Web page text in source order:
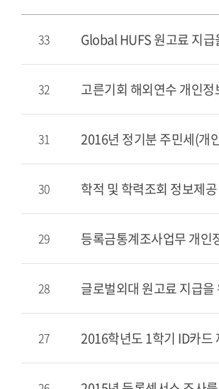
33 Global HUFS 원고료 지
32 고른기회 해외연수 개인정
31 2016년 정기분 주민세(개
30 학적 및 학력조회 정보제공
29 등록금통계조사업무 개인
28 글로벌외대 원고료 지급
27 2016학년도 1학기 ID카드